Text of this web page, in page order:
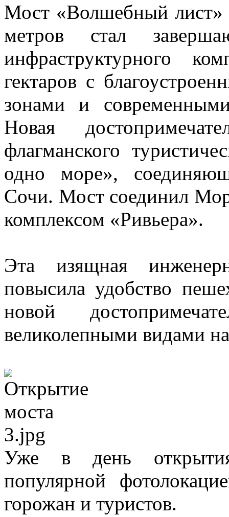
Мост «Волшебный лист»
метров стал
инфраструктурного
гектаров с
зонами и
Новая
флагманского
одно море»,
Сочи. Мост соединил
комплексом «Ривьера».
Эта изящная
повысила удобство
новой
великолепными видами
Уже в день
популярной
горожан и туристов.